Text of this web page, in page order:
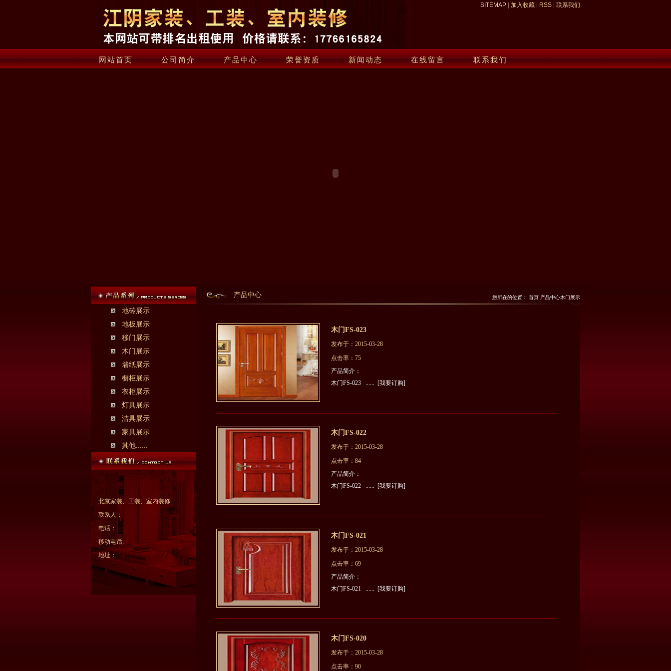
SITEMAP 加入收藏 RSS 联系我们
网站首页 公司简介 产品中心 荣誉资质 新闻动态 在线留言 联系我们
地砖展示
地板展示
移门展示
木门展示
墙纸展示
橱柜展示
衣柜展示
灯具展示
洁具展示
家具展示
其他......
北京家装、工装、室内装修
联系人：
电话：
移动电话:
地址：
产品中心 您所在的位置： 首页 产品中心木门展示
木门FS-023
发布于：2015-03-28
点击率：75
产品简介：
木门FS-023 ...... [我要订购]
木门FS-022
发布于：2015-03-28
点击率：84
产品简介：
木门FS-022 ...... [我要订购]
木门FS-021
发布于：2015-03-28
点击率：69
产品简介：
木门FS-021 ...... [我要订购]
木门FS-020
发布于：2015-03-28
点击率：90